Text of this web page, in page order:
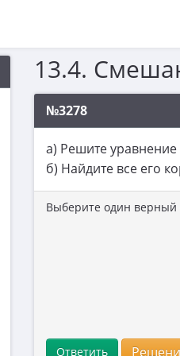
13.4.
№3278
а) Решите уравнение
б) Найдите все его
Выберите один верный
Ответить